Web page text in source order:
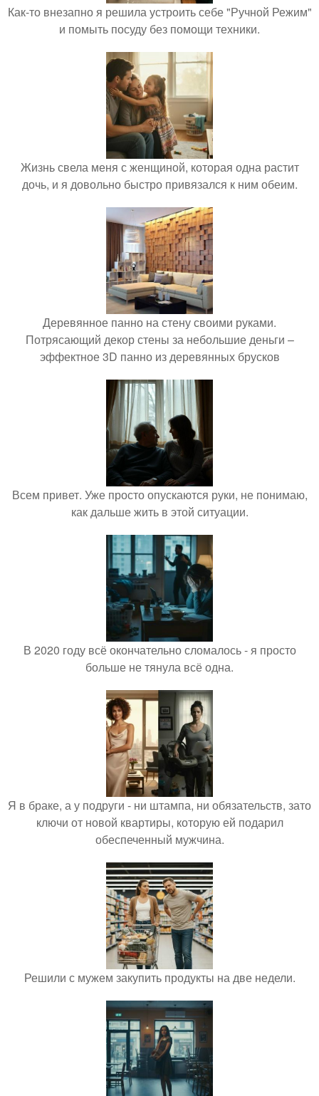
Как-то внезапно я решила устроить себе "Ручной Режим"
и помыть посуду без помощи техники.
Жизнь свела меня с женщиной, которая одна растит
дочь, и я довольно быстро привязался к ним обеим.
Деревянное панно на стену своими руками.
Потрясающий декор стены за небольшие деньги –
эффектное 3D панно из деревянных брусков
Всем привет. Уже просто опускаются руки, не понимаю,
как дальше жить в этой ситуации.
В 2020 году всё окончательно сломалось - я просто
больше не тянула всё одна.
Я в браке, а у подруги - ни штампа, ни обязательств, зато
ключи от новой квартиры, которую ей подарил
обеспеченный мужчина.
Решили с мужем закупить продукты на две недели.